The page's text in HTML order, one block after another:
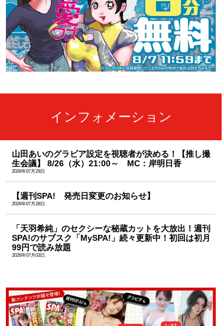
インフォメーション
山田あいのグラビア設定を視聴者が決める！【推し撮
生会議】 8/26（水）21:00～ MC：岸明日香
2026年07月29日
【週刊SPA! 発売日変更のお知らせ】
2026年07月28日
「天羽希純」のセクシーな秘蔵カットを大放出！週刊
SPA!のサブスク「MySPA!」続々更新中！初回は初月
99円で読み放題
2026年07月03日